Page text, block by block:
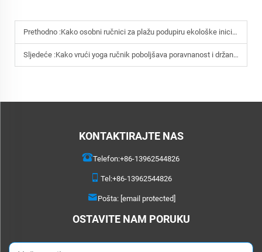
Prethodno :Kako osobni ručnici za plažu podupiru ekološke inicijative brendiranja?
Sljedeće :Kako vrući yoga ručnik poboljšava poravnanost i držanje tijekom vježbanja?
KONTAKTIRAJTE NAS
Telefon:+86-13962544826
Tel:+86-13962544826
Pošta: [email protected]
OSTAVITE NAM PORUKU